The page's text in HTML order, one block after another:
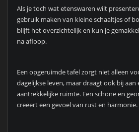
Als je toch wat etenswaren wilt
gebruik maken van kleine schaaltjes of
blijft het overzichtelijk en kun je
na afloop.
Een opgeruimde tafel zorgt niet alleen
dagelijkse leven, maar draagt ook bij aan
aantrekkelijke ruimte. Een schone en
creëert een gevoel van rust en harmonie.